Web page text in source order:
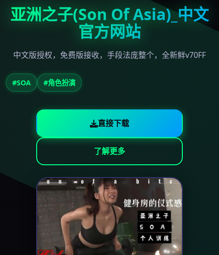
亚洲之子(Son Of Asia)_中文
官方网站
中文版授权，免费版接收，手段法庞整个，全新鲜v70FF
#SOA #角色扮演
直接下载
了解更多